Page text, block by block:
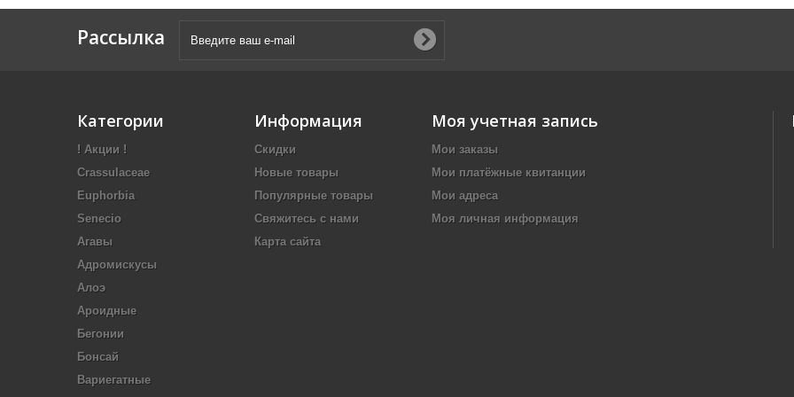
Рассылка
Категории
! Акции !
Crassulaceae
Euphorbia
Senecio
Агавы
Адромискусы
Алоэ
Ароидные
Бегонии
Бонсай
Вариегатные
Информация
Скидки
Новые товары
Популярные товары
Свяжитесь с нами
Карта сайта
Моя учетная запись
Мои заказы
Мои платёжные квитанции
Мои адреса
Моя личная информация